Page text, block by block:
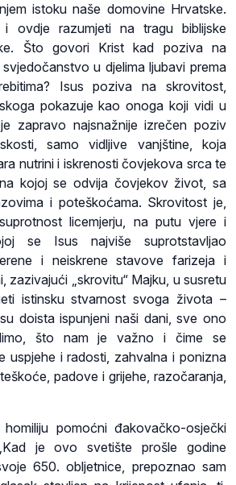
istoku naše domovine Hrvatske.
ovdje razumjeti na tragu biblijske
Što govori Krist kad poziva na
u djelima ljubavi prema
Isus poziva na skrovitost,
pokazuje kao onoga koji vidi u
zapravo najsnažnije izrečen poziv
samo vidljive vanjštine, koja
nutrini i iskrenosti čovjekova srca te
kojoj se odvija čovjekov život, sa
i poteškoćama. Skrovitost je,
licemjerju, na putu vjere i
se Isus najviše suprotstavljao
i neiskrene stavove farizeja i
zazivajući „skrovitu“ Majku, u susretu
istinsku stvarnost svoga života –
doista ispunjeni naši dani, sve ono
što nam je važno i čime se
uspjehe i radosti, zahvalna i ponizna
padove i grijehe, razočaranja,
pomoćni đakovačko-osječki
je ovo svetište prošle godine
650. obljetnice, prepoznao sam